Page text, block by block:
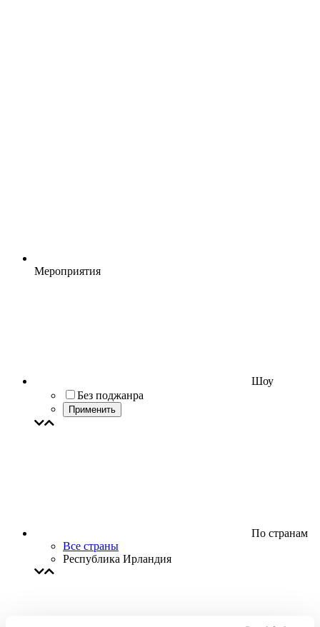
Мероприятия
Шоу
Без поджанра
Применить
По странам
Все страны
Республика Ирландия